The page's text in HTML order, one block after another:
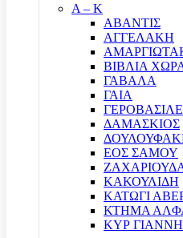
Α – Κ
ΑΒΑΝΤΙΣ
ΑΓΓΕΛΑΚΗ
ΒΙΒΛΙΑ
ΓΑΒΑΛΑ
ΓΑΙΑ
ΔΑΜΑΣΚΙΟΣ
ΕΟΣ ΣΑΜΟΥ
ΚΑΚΟΥΛΙΔΗ
ΚΑΤΩΓΙ
ΚΤΗΜΑ
ΚΥΡ ΓΙΑΝΝΗ